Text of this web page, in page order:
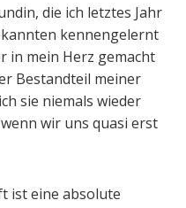
die ich letztes Jahr
kennengelernt
in mein Herz gemacht
Bestandteil meiner
sie niemals wieder
wir uns quasi erst
ist eine absolute